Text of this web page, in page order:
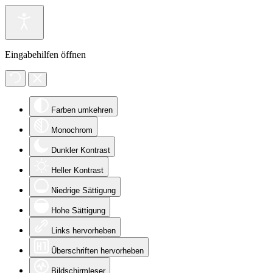
Eingabehilfen öffnen
Farben umkehren
Monochrom
Dunkler Kontrast
Heller Kontrast
Niedrige Sättigung
Hohe Sättigung
Links hervorheben
Überschriften hervorheben
Bildschirmleser